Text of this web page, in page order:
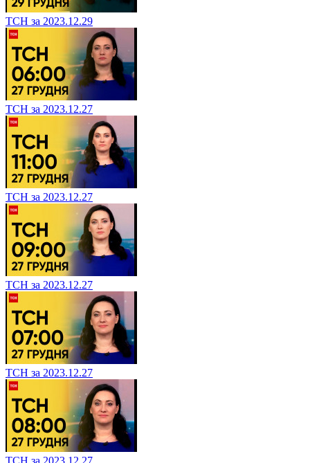
ТСН за 2023.12.29
ТСН за 2023.12.27
ТСН за 2023.12.27
ТСН за 2023.12.27
ТСН за 2023.12.27
ТСН за 2023.12.27